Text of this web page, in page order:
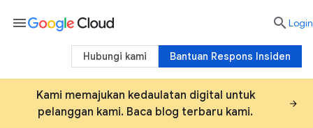
Kami memajukan kedaulatan digital untuk
pelanggan kami. Baca blog terbaru kami.
menu  Login
Bantuan Respons Insiden
Hubungi kami